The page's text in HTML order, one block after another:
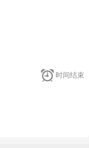
时间结束